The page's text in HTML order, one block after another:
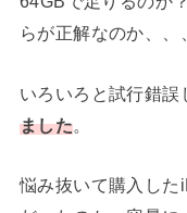
らが正解なのか、、
いろいろと試行錯誤
ました
悩み抜いて購入した